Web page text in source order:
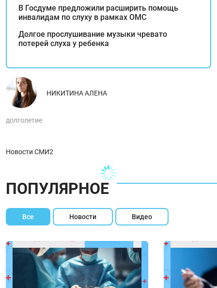
В Госдуме предложили расширить помощь
инвалидам по слуху в рамках ОМС
Долгое прослушивание музыки чревато
потерей слуха у ребенка
НИКИТИНА АЛЕНА
долголетие
Новости СМИ2
ПОПУЛЯРНОЕ
Все Новости Видео